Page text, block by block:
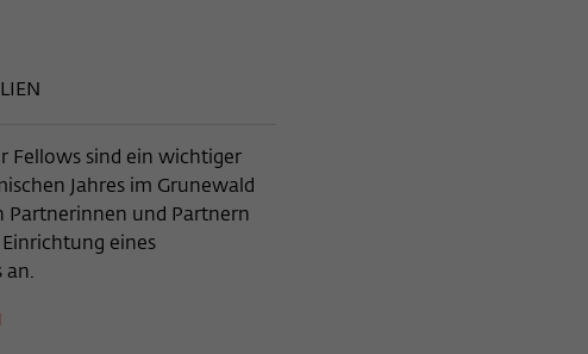
Fellows sind ein wichtiger
Jahres im Grunewald
Partnerinnen und Partnern
eines
an.